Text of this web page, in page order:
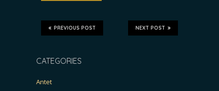
NEXT POST
PREVIOUS POST
CATEGORIES
Antet